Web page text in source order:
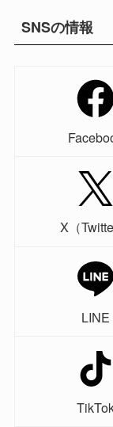
SNSの情報
X（
LINE